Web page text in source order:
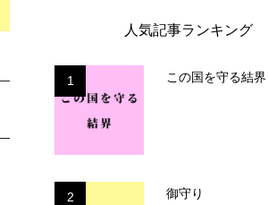
人気記事ランキング
1 この国を守る結界
2 御守り